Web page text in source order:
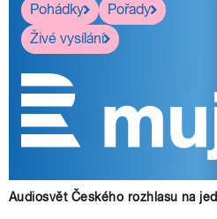
Pohádky
Pořady
Živé vysílání
Audiosvět Českého rozhlasu na